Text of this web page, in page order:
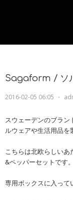
Sagaform / ソ
2016-02-05 06:05 ⋅
スウェーデンのブラ
ルウェアや生活用品を
こちらは北欧らしい
&ペッパーセットです。
専用ボックスに入って